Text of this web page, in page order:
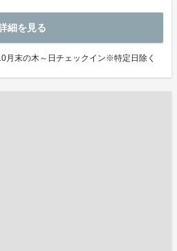
細を見る
月末の木～日チェックイン※特定日除く